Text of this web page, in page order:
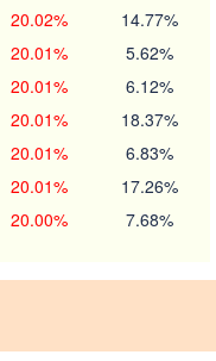
20.02% 14.77%
20.01% 5.62%
20.01% 6.12%
20.01% 18.37%
20.01% 6.83%
20.01% 17.26%
20.00% 7.68%